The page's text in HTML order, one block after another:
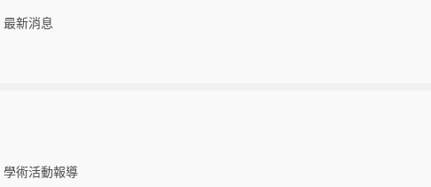
最新消息
學術活動報導